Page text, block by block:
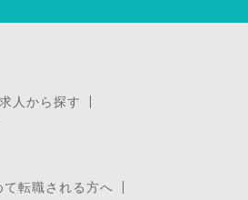
人から探す
て転職される方へ